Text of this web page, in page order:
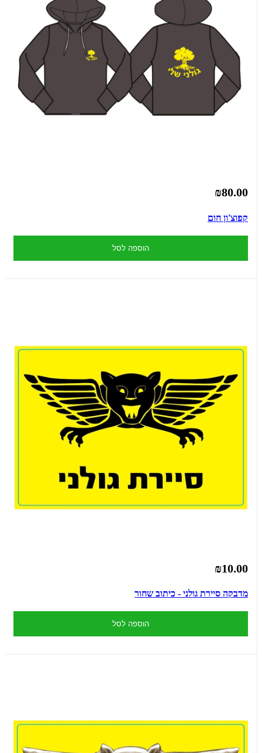
₪80.00
קפוצ'ון חום
הוספה לסל
₪10.00
מדבקה סיירת גולני - כיתוב שחור
הוספה לסל